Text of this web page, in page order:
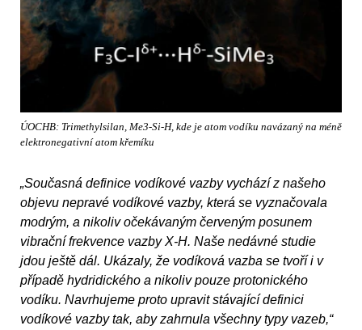
ÚOCHB: Trimethylsilan, Me3-Si-H, kde je atom vodíku navázaný na méně
elektronegativní atom křemíku
„Současná definice vodíkové vazby vychází z našeho
objevu nepravé vodíkové vazby, která se vyznačovala
modrým, a nikoliv očekávaným červeným posunem
vibrační frekvence vazby X-H. Naše nedávné studie
jdou ještě dál. Ukázaly, že vodíková vazba se tvoří i v
případě hydridického a nikoliv pouze protonického
vodíku. Navrhujeme proto upravit stávající definici
vodíkové vazby tak, aby zahrnula všechny typy vazeb,“